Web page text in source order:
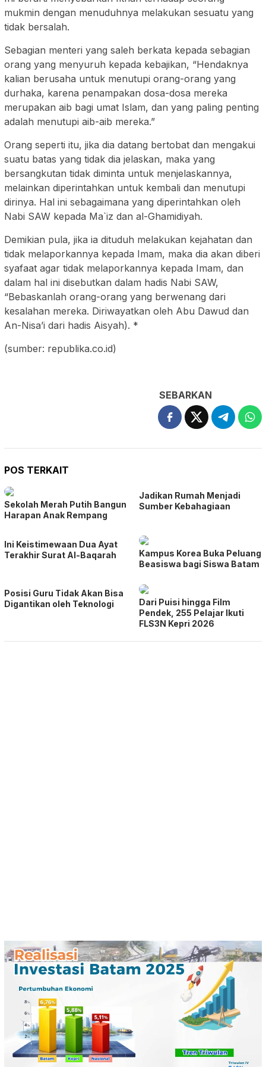
mukmin dengan menuduhnya melakukan sesuatu yang
tidak bersalah.
Sebagian menteri yang saleh berkata kepada sebagian
orang yang menyuruh kepada kebajikan, “Hendaknya
kalian berusaha untuk menutupi orang-orang yang
durhaka, karena penampakan dosa-dosa mereka
merupakan aib bagi umat Islam, dan yang paling penting
adalah menutupi aib-aib mereka.”
Orang seperti itu, jika dia datang bertobat dan mengakui
suatu batas yang tidak dia jelaskan, maka yang
bersangkutan tidak diminta untuk menjelaskannya,
melainkan diperintahkan untuk kembali dan menutupi
dirinya. Hal ini sebagaimana yang diperintahkan oleh
Nabi SAW kepada Ma`iz dan al-Ghamidiyah.
Demikian pula, jika ia dituduh melakukan kejahatan dan
tidak melaporkannya kepada Imam, maka dia akan diberi
syafaat agar tidak melaporkannya kepada Imam, dan
dalam hal ini disebutkan dalam hadis Nabi SAW,
“Bebaskanlah orang-orang yang berwenang dari
kesalahan mereka. Diriwayatkan oleh Abu Dawud dan
An-Nisa’i dari hadis Aisyah). *
(sumber: republika.co.id)
SEBARKAN
POS TERKAIT
Sekolah Merah Putih Bangun
Harapan Anak Rempang
Jadikan Rumah Menjadi
Sumber Kebahagiaan
Ini Keistimewaan Dua Ayat
Terakhir Surat Al-Baqarah
Kampus Korea Buka Peluang
Beasiswa bagi Siswa Batam
Posisi Guru Tidak Akan Bisa
Digantikan oleh Teknologi
Dari Puisi hingga Film
Pendek, 255 Pelajar Ikuti
FLS3N Kepri 2026